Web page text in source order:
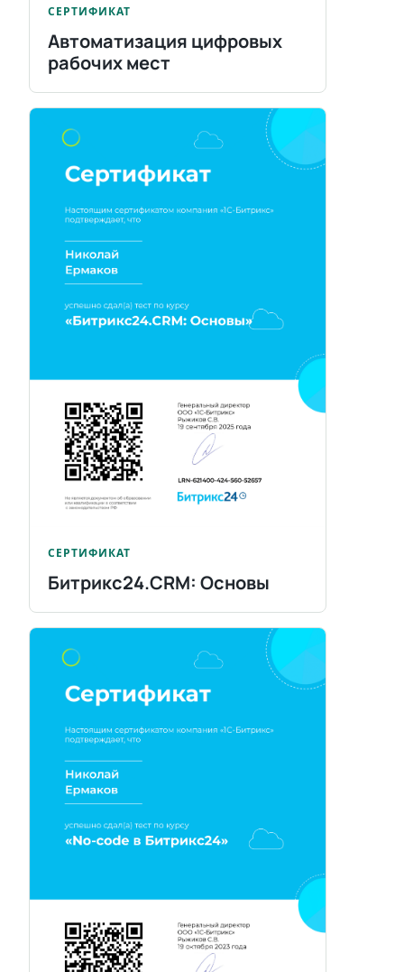
СЕРТИФИКАТ
Автоматизация цифровых
рабочих мест
СЕРТИФИКАТ
Битрикс24.CRM: Основы